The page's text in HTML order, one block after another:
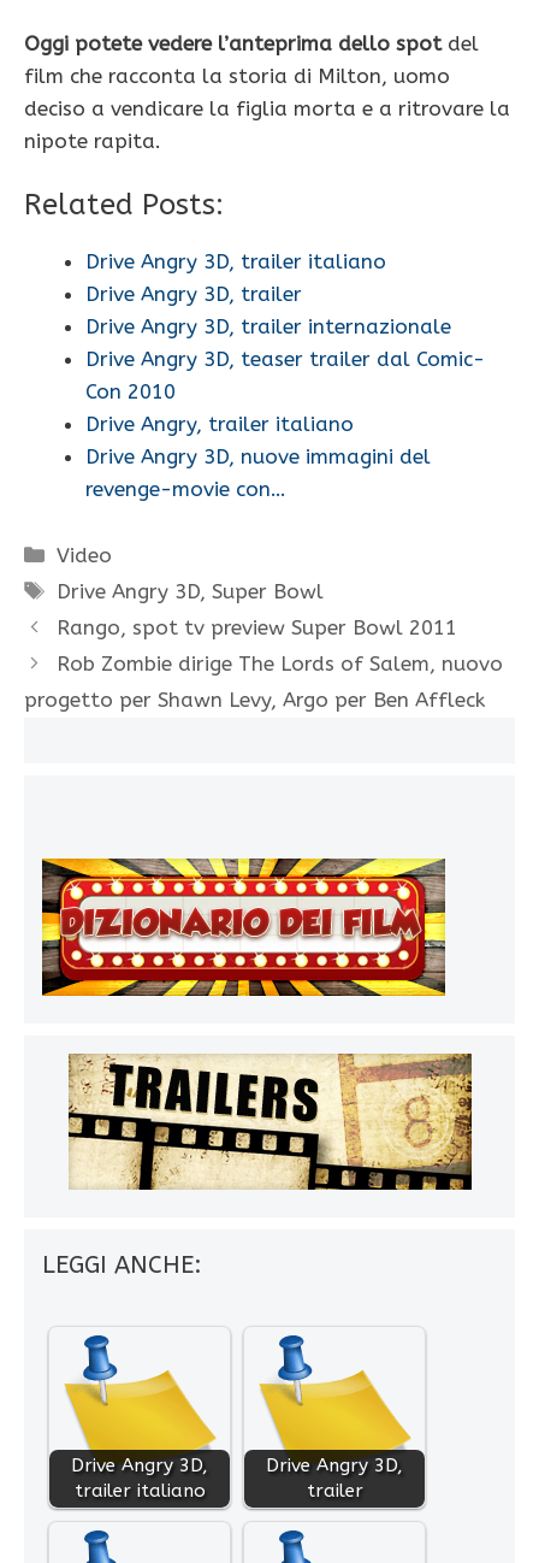
Oggi potete vedere l’anteprima dello spot del
film che racconta la storia di Milton, uomo
deciso a vendicare la figlia morta e a ritrovare la
nipote rapita.
Related Posts:
Drive Angry 3D, trailer italiano
Drive Angry 3D, trailer
Drive Angry 3D, trailer internazionale
Drive Angry 3D, teaser trailer dal Comic-
Con 2010
Drive Angry, trailer italiano
Drive Angry 3D, nuove immagini del
revenge-movie con…
Categorie
Video
Tag
Drive Angry 3D,Super Bowl
Rango, spot tv preview Super Bowl 2011
Rob Zombie dirige The Lords of Salem, nuovo
progetto per Shawn Levy, Argo per Ben Affleck
LEGGI ANCHE:
Drive Angry 3D,
trailer italiano
Drive Angry 3D,
trailer